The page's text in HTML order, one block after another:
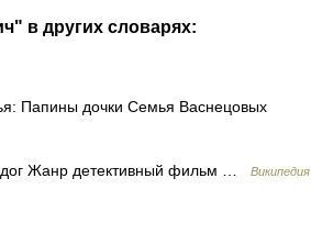
в других словарях:
Папины дочки Семья Васнецовых
Жанр детективный фильм … Википедия